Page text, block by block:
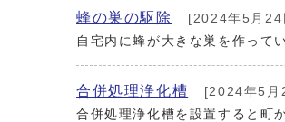
蜂の巣の駆除
[2024年5月24
自宅内に蜂が大きな巣を作って
合併処理浄化槽
[2024年5月
合併処理浄化槽を設置すると町